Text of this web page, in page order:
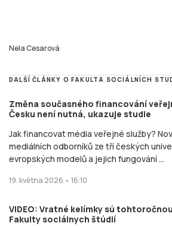
Nela Cesarová
DALŠÍ ČLÁNKY O FAKULTA SOCIÁLNÍCH
Změna současného financování
Česku není nutná, ukazuje studie
Jak financovat média veřejné služby?
mediálních odborníků ze tří českých
evropských modelů a jejich fungování ...
19. května 2026 • 16:10
VIDEO: Vratné kelímky sú
Fakulty sociálnych štúdií